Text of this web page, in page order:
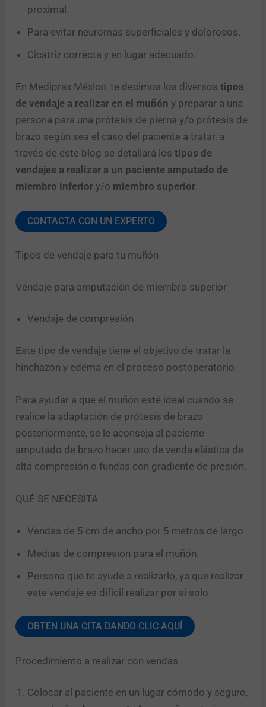
proximal.
Para evitar neuromas superficiales y dolorosos.
Cicatriz correcta y en lugar adecuado.
En Mediprax México, te decimos los diversos tipos
de vendaje a realizar en el muñón y preparar a una
persona para una prótesis de pierna y/o prótesis de
brazo según sea el caso del paciente a tratar, a
través de este blog se detallará los tipos de
vendajes a realizar a un paciente amputado de
miembro inferior y/o miembro superior.
CONTACTA CON UN EXPERTO
Tipos de vendaje para tu muñón
Vendaje para amputación de miembro superior
Vendaje de compresión
Este tipo de vendaje tiene el objetivo de tratar la
hinchazón y edema en el proceso postoperatorio.
Para ayudar a que el muñón esté ideal cuando se
realice la adaptación de prótesis de brazo
posteriormente, se le aconseja al paciente
amputado de brazo hacer uso de venda elástica de
alta compresión o fundas con gradiente de presión.
QUÉ SE NECESITA
Vendas de 5 cm de ancho por 5 metros de largo
Medias de compresión para el muñón.
Persona que te ayude a realizarlo, ya que realizar
este vendaje es difícil realizar por si solo
OBTEN UNA CITA DANDO CLIC AQUÍ
Procedimiento a realizar con vendas
Colocar al paciente en un lugar cómodo y seguro,